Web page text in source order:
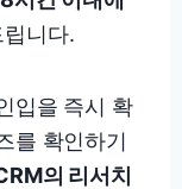
립니다.
입을 즉시 확
를 확인하기
의 리서치